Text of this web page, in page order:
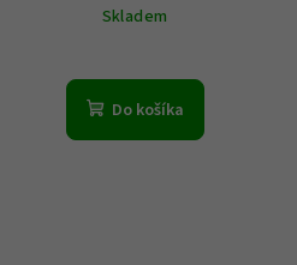
Skladem
Do košíka